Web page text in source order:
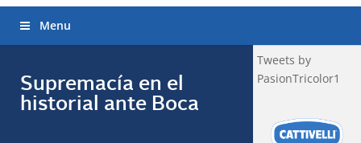
Menu
Supremacía en el
historial ante Boca
Tweets by
PasionTricolor1